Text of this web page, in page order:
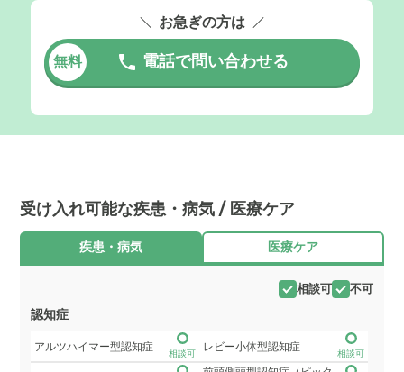
お急ぎの方は
無料 電話で問い合わせる
受け入れ可能な疾患・病気 / 医療ケア
疾患・病気 医療ケア
相談可 不可
認知症
アルツハイマー型認知症
相談可
レビー小体型認知症
相談可